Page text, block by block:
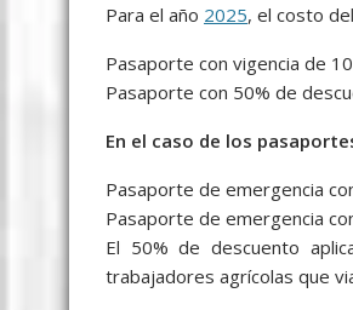
Para el año 2025, el costo
Pasaporte con vigencia de
Pasaporte con 50% de
En el caso de los
Pasaporte de emergencia
Pasaporte de emergencia
El 50% de descuento
trabajadores agrícolas que